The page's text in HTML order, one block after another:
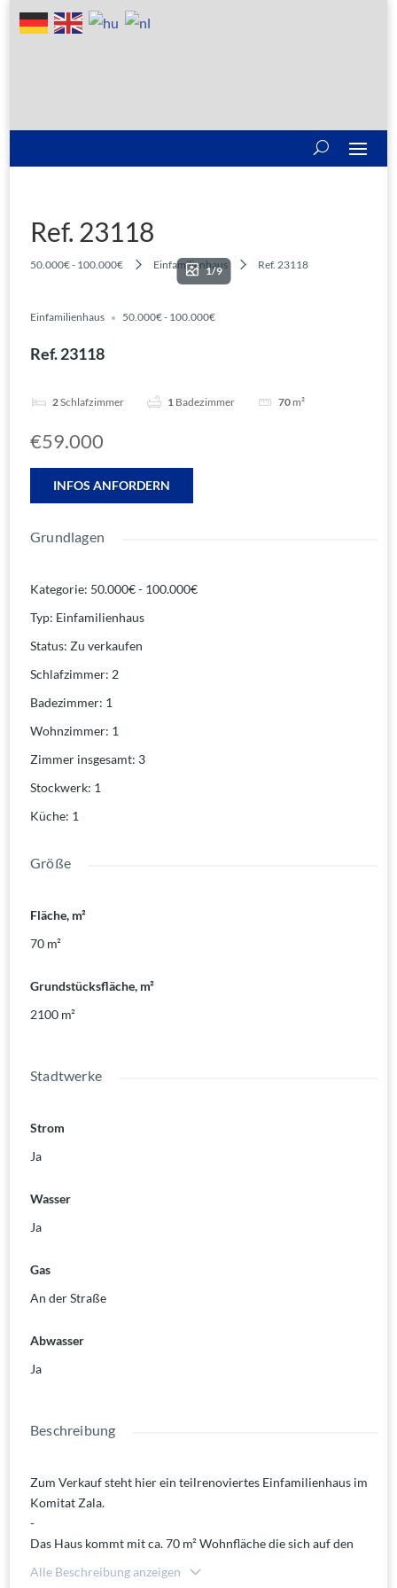
Ref. 23118
50.000€ - 100.000€ Einfamilienhaus Ref. 23118
1/9
Einfamilienhaus 50.000€ - 100.000€
Ref. 23118
2Schlafzimmer 1 Badezimmer 70 m²
€59.000
INFOS ANFORDERN
Grundlagen
Kategorie: 50.000€ - 100.000€
Typ: Einfamilienhaus
Status: Zu verkaufen
Schlafzimmer: 2
Badezimmer: 1
Wohnzimmer: 1
Zimmer insgesamt: 3
Stockwerk: 1
Küche: 1
Größe
Fläche, m²
70 m²
Grundstücksfläche, m²
2100 m²
Stadtwerke
Strom
Ja
Wasser
Ja
Gas
An der Straße
Abwasser
Ja
Beschreibung
Zum Verkauf steht hier ein teilrenoviertes Einfamilienhaus im
Komitat Zala.
-
Das Haus kommt mit ca. 70 m² Wohnfläche die sich auf den
Alle Beschreibung anzeigen